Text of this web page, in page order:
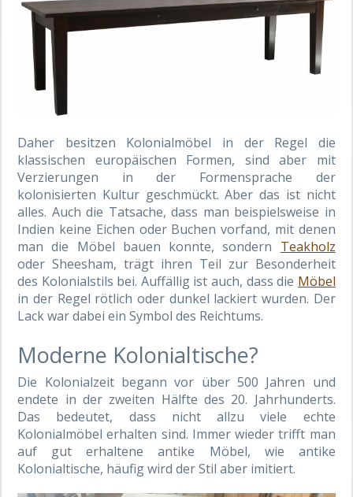
Daher besitzen Kolonialmöbel in der Regel die
klassischen europäischen Formen, sind aber mit
Verzierungen in der Formensprache der
kolonisierten Kultur geschmückt. Aber das ist nicht
alles. Auch die Tatsache, dass man beispielsweise in
Indien keine Eichen oder Buchen vorfand, mit denen
man die Möbel bauen konnte, sondern Teakholz
oder Sheesham, trägt ihren Teil zur Besonderheit
des Kolonialstils bei. Auffällig ist auch, dass die Möbel
in der Regel rötlich oder dunkel lackiert wurden. Der
Lack war dabei ein Symbol des Reichtums.
Moderne Kolonialtische?
Die Kolonialzeit begann vor über 500 Jahren und
endete in der zweiten Hälfte des 20. Jahrhunderts.
Das bedeutet, dass nicht allzu viele echte
Kolonialmöbel erhalten sind. Immer wieder trifft man
auf gut erhaltene antike Möbel, wie antike
Kolonialtische, häufig wird der Stil aber imitiert.